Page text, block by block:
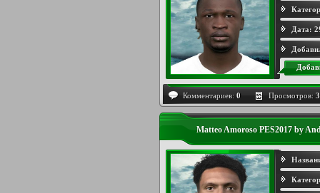
Дата:
Комментариев: 0 Просмотров:
Matteo Amoroso PES2017 by